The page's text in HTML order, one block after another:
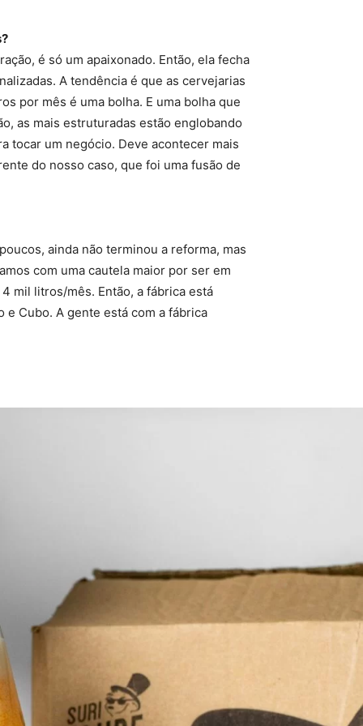
é só um apaixonado. Então, ela fecha
A tendência é que as cervejarias
por mês é uma bolha. E uma bolha que
as mais estruturadas estão englobando
tocar um negócio. Deve acontecer mais
do nosso caso, que foi uma fusão de
ainda não terminou a reforma, mas
com uma cautela maior por ser em
mil litros/mês. Então, a fábrica está
e Cubo. A gente está com a fábrica